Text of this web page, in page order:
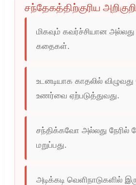
சந்தேகத்திற்குரிய
மிகவும் கவர்ச்சியான அல்லது
கதைகள்.
உடனடியாக காதலில்
உணர்வை ஏற்படுத்துவது.
சந்திக்கவோ அல்லது நேரில்
மறுப்பது.
அடிக்கடி வெளிநாடுகளில்